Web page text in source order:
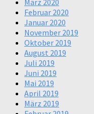
Februar 2020
Januar 2020
November 2019
Oktober 2019
August 2019
Juli 2019
Juni 2019
Mai 2019
April 2019
März 2019